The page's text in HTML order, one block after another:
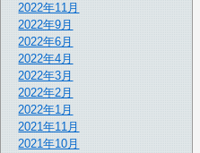
2022年11月
2022年9月
2022年6月
2022年4月
2022年3月
2022年2月
2022年1月
2021年11月
2021年10月